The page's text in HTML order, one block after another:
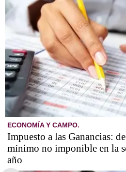
ECONOMÍA Y CAMPO.
Impuesto a las Ganancias:
mínimo no imponible en la
año